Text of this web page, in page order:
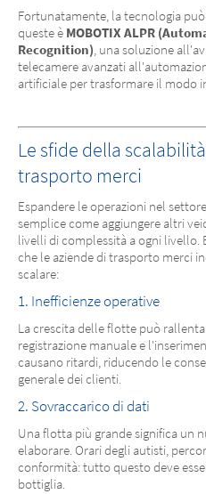
Fortunatamente, la tecnologia
queste è MOBOTIX ALPR
Recognition), una soluzione
telecamere avanzati
artificiale per trasformare il modo
Le sfide della
trasporto merci
Espandere le operazioni nel
semplice come aggiungere altri
livelli di complessità a ogni
che le aziende di trasporto merci
scalare:
1. Inefficienze operative
La crescita delle flotte può
registrazione manuale e
causano ritardi, riducendo le
generale dei clienti.
2. Sovraccarico di dati
Una flotta più grande significa un
elaborare. Orari degli autisti,
conformità: tutto questo deve
bottiglia.